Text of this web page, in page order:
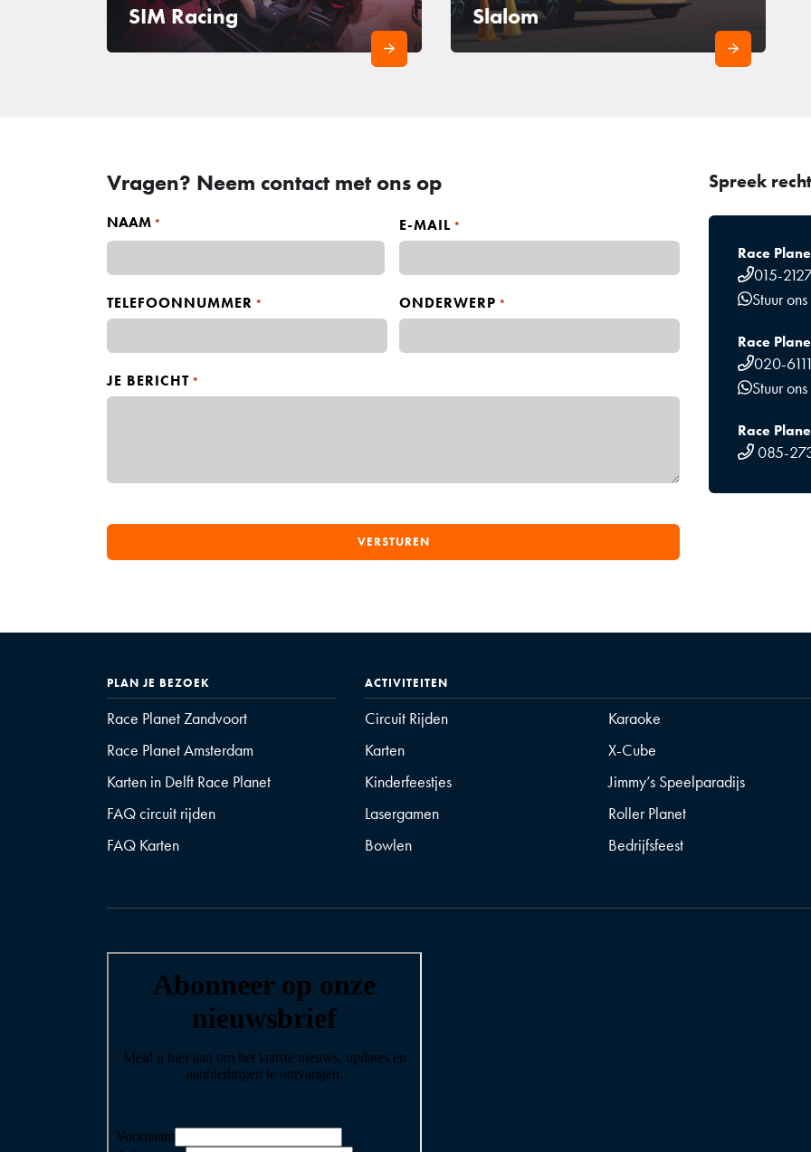
SIM Racing Slalom
Vragen? Neem contact met ons op
NAAM *
o
o
a
a
m
E-MAIL *
TELEFOONNUMMER * ONDERWERP *
JE BERICHT *
Spreek
Race
015-
Stuur
Race
020-
Stuur
Race
085-
PLAN JE BEZOEK
Race Planet Zandvoort
Race Planet Amsterdam
Karten in Delft Race Planet
FAQ circuit rijden
FAQ Karten
ACTIVITEITEN
Circuit Rijden
Karaoke
Karten
X-Cube
Kinderfeestjes
Jimmy’s Speelparadijs
Lasergamen
Roller Planet
Bowlen
Bedrijfsfeest